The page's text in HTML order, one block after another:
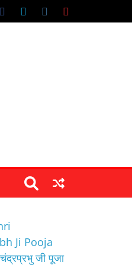
Ji Pooja
जी पूजा